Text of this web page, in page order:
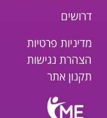
דרושים
מדיניות פרטיות
הצהרת נגישות
תקנון אתר